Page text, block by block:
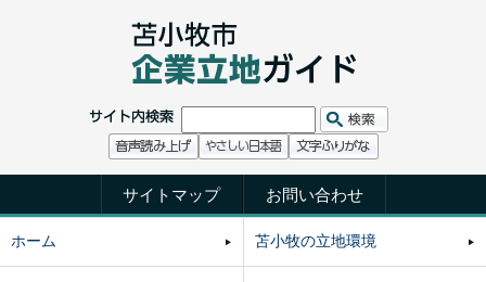
サイトマップ お問い合わせ
ホーム 苫小牧の立地環境